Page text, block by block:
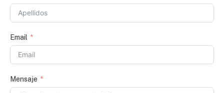
Email
Mensaje